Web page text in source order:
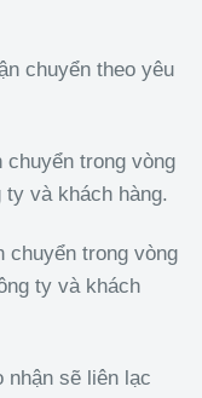
chuyển theo yêu
trong vòng
ty và khách hàng.
chuyển trong vòng
ty và khách
nhận sẽ liên lạc